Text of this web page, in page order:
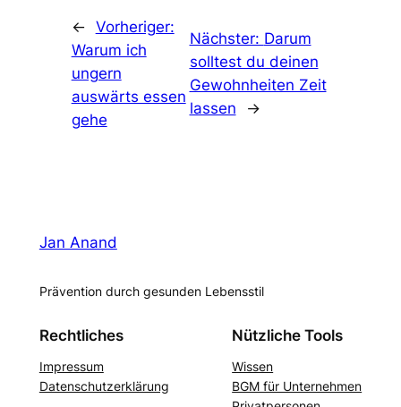
← Vorheriger:
Warum ich
ungern
auswärts essen
gehe
Nächster: Darum
solltest du deinen
Gewohnheiten Zeit
lassen
→
Jan Anand
Prävention durch gesunden Lebensstil
Rechtliches
Impressum
Datenschutzerklärung
Nützliche Tools
Wissen
BGM für Unternehmen